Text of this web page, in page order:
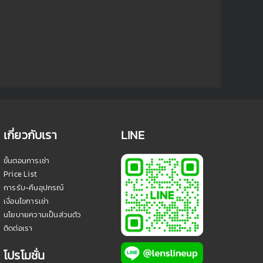
เกี่ยวกับเรา
ขั้นตอนการเช่า
Price List
การรับ-คืนอุปกรณ์
เงื่อนไขการเช่า
นโยบายความเป็นส่วนตัว
ติดต่อเรา
โปรโมชั่น
LINE